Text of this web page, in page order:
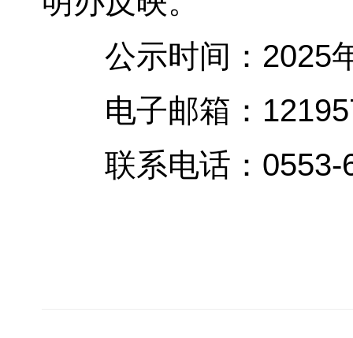
公示时间：2025
电子邮箱：
联系电话：0553-